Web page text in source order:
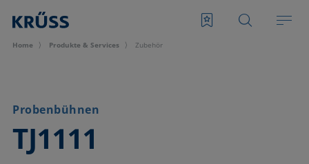
Home Produkte & Services Zubehör
Probenbühnen
TJ1111
–